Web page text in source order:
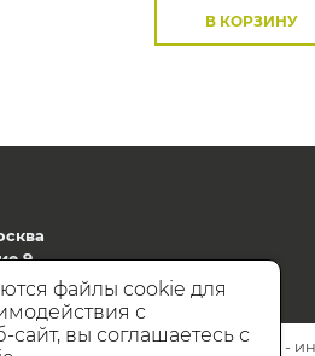
В КОРЗИНУ
9
© 2026 Walls.ru -
файлы cookie для
с
вы соглашаетесь с